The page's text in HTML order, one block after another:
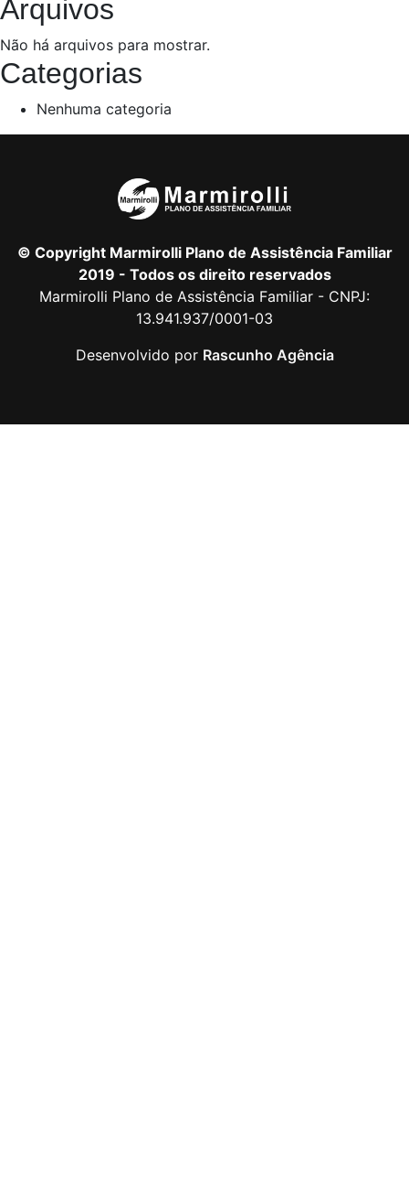
Arquivos
Não há arquivos para mostrar.
Categorias
Nenhuma categoria
© Copyright Marmirolli Plano de Assistência Familiar
2019 - Todos os direito reservados
Marmirolli Plano de Assistência Familiar - CNPJ:
13.941.937/0001-03
Desenvolvido por Rascunho Agência